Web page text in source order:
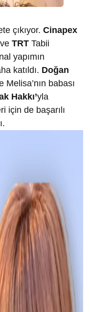
çıkıyor. Cinapex
TRT Tabii
yapımın
katıldı. Doğan
Melisa’nın babası
Hakkı’yla
için de başarılı